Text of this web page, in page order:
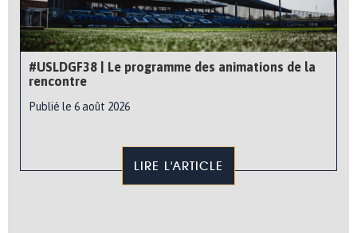
#USLDGF38 | Le programme des animations de la
rencontre
Publié le 6 août 2026
LIRE L'ARTICLE